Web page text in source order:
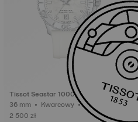
Tissot Seastar 1000
36 mm • Kwarcowy • Diamenty
2 500 zł